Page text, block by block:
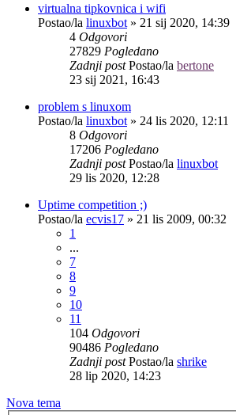
virtualna tipkovnica i wifi
Postao/la linuxbot » 21 sij 2020, 14:39
4 Odgovori
27829 Pogledano
Zadnji postPostao/la bertone
23 sij 2021, 16:43
problem s linuxom
Postao/la linuxbot » 24 lis 2020, 12:11
8 Odgovori
17206 Pogledano
Zadnji postPostao/la linuxbot
29 lis 2020, 12:28
Uptime competition ;)
Postao/la ecvis17 » 21 lis 2009, 00:32
1
...
7
8
9
10
11
104 Odgovori
90486 Pogledano
Zadnji postPostao/la shrike
28 lip 2020, 14:23
Nova tema